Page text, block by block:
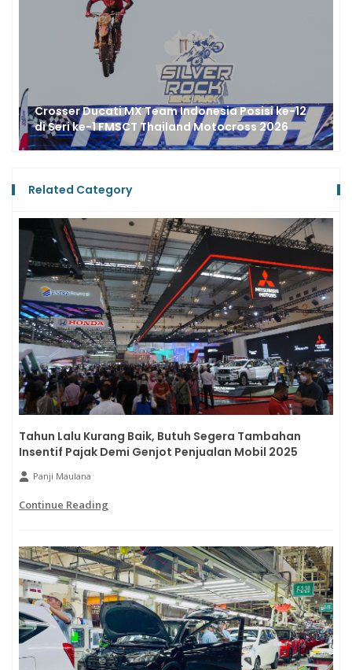
ke-12
Hanya 873 Unit, Ducati Formula 73 Definisi
Urban Café Racer Modern
Related Category
Tahun Lalu Kurang Baik, Butuh Segera Tambahan
Insentif Pajak Demi Genjot Penjualan Mobil 2025
Panji Maulana
Continue Reading